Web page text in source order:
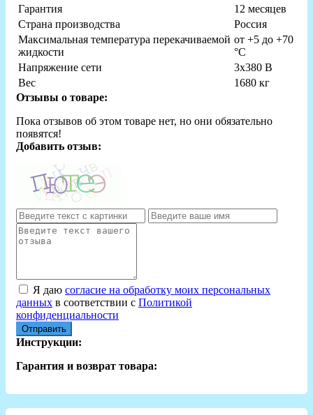
Гарантия
12 месяцев
Страна производства
Россия
Максимальная температура перекачиваемой
жидкости
от +5 до +70
°C
Напряжение сети
3х380 В
Вес
1680 кг
Отзывы о товаре:
Пока отзывов об этом товаре нет, но они обязательно
появятся!
Добавить отзыв:
Я даю согласие на обработку моих персональных
данных в соответствии с Политикой
конфиденциальности
Отправить
Инструкции:
Гарантия и возврат товара: